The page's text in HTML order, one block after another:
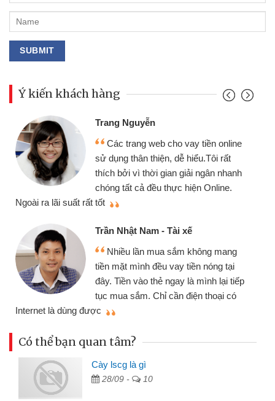
Ý kiến khách hàng
online
rất
nhanh
mang
nóng tại
lại tiếp
Đoàn Hữu Cảnh
Mình cần tiền gấp nên định
chiếc xe wave nhưng thật may
gói vay tiền bằng CMND online
cần gặp mặt nên rất tiện lợi, sẽ
thiệu cho bạn bè biết
Cấn Văn Lực - Tạp hóa
Tôi kinh doanh buôn bán nhỏ
nhiều lúc cần vốn nhập hàng,
đến website qua bạn bè giới
đã giải quyết được công việc
Có thể bạn quan tâm?
Cày lscg là gì
28/09 - 10